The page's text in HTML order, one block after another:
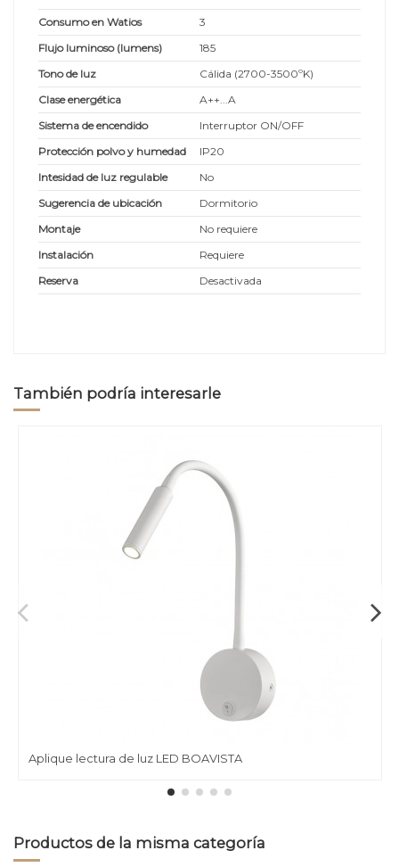
Consumo en Watios
3
Flujo luminoso (lumens)
185
Tono de luz
Cálida (2700-3500ºK)
Clase energética
A++...A
Sistema de encendido
Interruptor ON/OFF
Protección polvo y humedad
IP20
Intesidad de luz regulable
No
Sugerencia de ubicación
Dormitorio
Montaje
No requiere
Instalación
Requiere
Reserva
Desactivada
También podría interesarle
Aplique lectura de luz LED BOAVISTA
Productos de la misma categoría